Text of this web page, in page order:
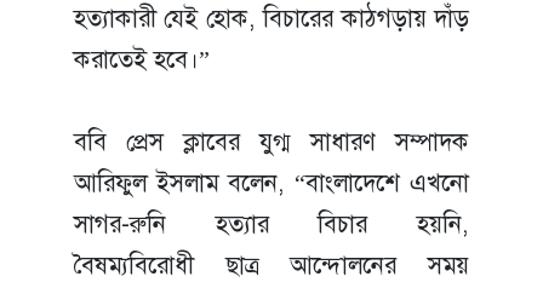
হত্যাকারী যেই হোক, বিচারের কাঠগড়ায় দাঁড়
করাতেই হবে।”
ববি প্রেস ক্লাবের যুগ্ম সাধারণ সম্পাদক
আরিফুল ইসলাম বলেন, “বাংলাদেশে এখনো
সাগর-রুনি হত্যার বিচার হয়নি,
বৈষম্যবিরোধী ছাত্র আন্দোলনের সময়